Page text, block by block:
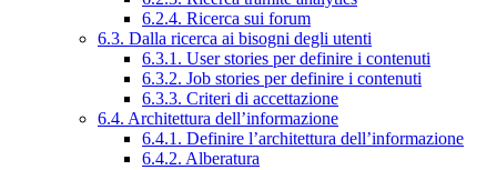
6.2.4. Ricerca sui forum
6.3. Dalla ricerca ai bisogni degli utenti
6.3.1. User stories per definire i contenuti
6.3.2. Job stories per definire i contenuti
6.3.3. Criteri di accettazione
6.4. Architettura dell’informazione
6.4.1. Definire l’architettura dell’informazione
6.4.2. Alberatura